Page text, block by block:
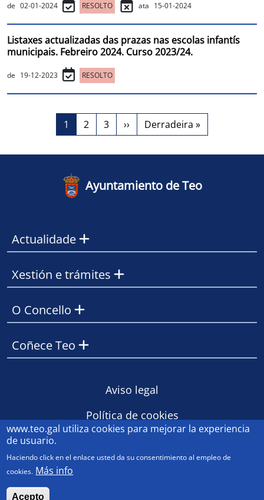
de 02-01-2024 RESOLTO ata 15-01-2024
Listaxes actualizadas das prazas nas escolas infantís
municipais. Febreiro 2024. Curso 2023/24.
de 19-12-2023 RESOLTO
Página
1 Página
2 Página
3 Siguiente página
›› Última página
Derradeira »
Ayuntamiento de Teo
Actualidade
Xestión e trámites
O Concello
Coñece Teo
Aviso legal
Política de cookies
www.teo.gal utiliza cookies para mejorar la experiencia
de usuario.
Haciendo click en el enlace usted da su consentimiento al empleo de
cookies. Más info
Acepto